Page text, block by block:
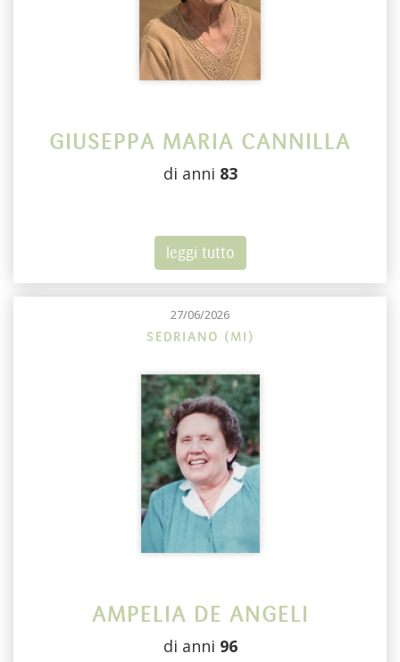
GIUSEPPA MARIA CANNILLA
di anni 83
leggi tutto
27/06/2026
SEDRIANO (MI)
AMPELIA DE ANGELI
di anni 96